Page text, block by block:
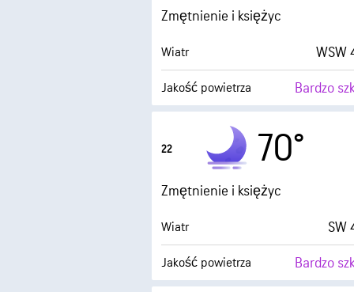
Zmętnienie i księżyc
Wiatr WSW
Jakość powietrza Bardzo
AccuLumen Brightness Index™
22 70°
Zmętnienie i księżyc
Wiatr SW
Jakość powietrza Bardzo